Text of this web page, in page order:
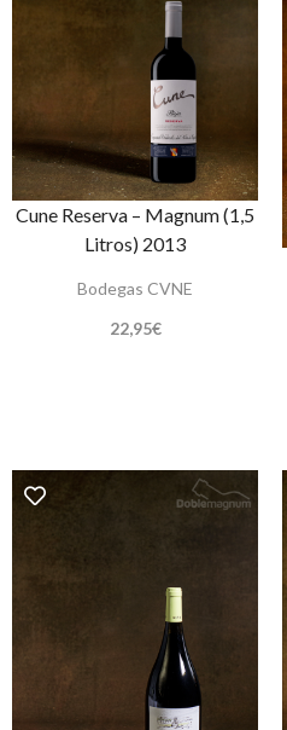
Cune Reserva – Magnum (1,5
Litros) 2013
Bodegas CVNE
22,95€